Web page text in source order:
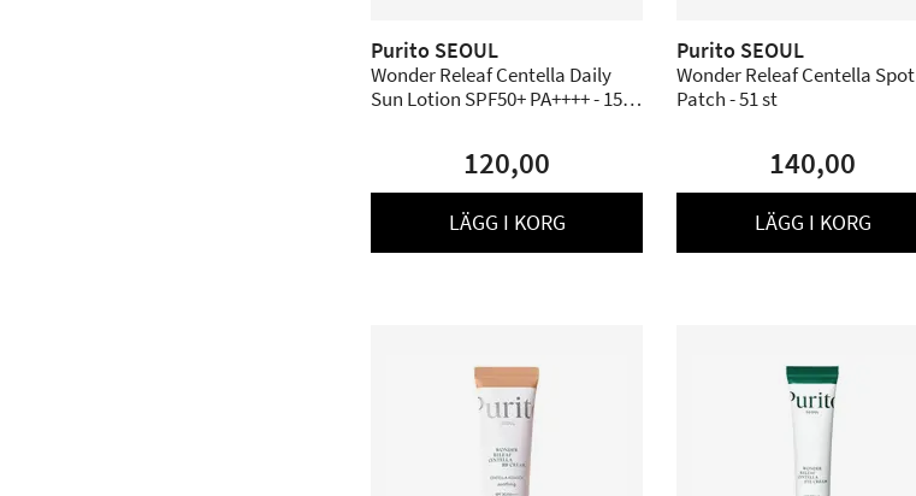
Purito SEOUL
Wonder Releaf Centella Daily
Sun Lotion SPF50+ PA++++ - 15
120,00
LÄGG I KORG
Purito SEOUL
Wonder Releaf Centella Spot
Patch - 51 st
140,00
LÄGG I KORG